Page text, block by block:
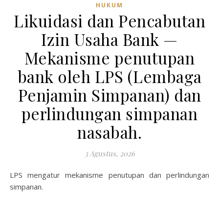
HUKUM
Likuidasi dan Pencabutan
Izin Usaha Bank —
Mekanisme penutupan
bank oleh LPS (Lembaga
Penjamin Simpanan) dan
perlindungan simpanan
nasabah.
3 Agustus, 2026
LPS mengatur mekanisme penutupan dan perlindungan
simpanan.